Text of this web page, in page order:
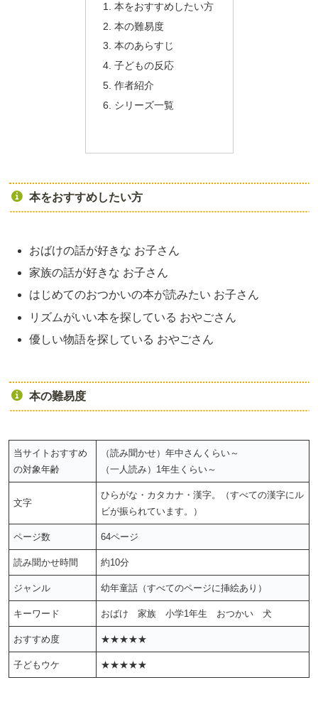
本をおすすめしたい方
本の難易度
本のあらすじ
子どもの反応
作者紹介
シリーズ一覧
本をおすすめしたい方
おばけの話が好きな お子さん
家族の話が好きな お子さん
はじめてのおつかいの本が読みたい お子さん
リズムがいい本を探している おやごさん
優しい物語を探している おやごさん
本の難易度
当サイトおすすめ
の対象年齢
（読み聞かせ）年中さんくらい～
（一人読み）1年生くらい～
文字
ひらがな・カタカナ・漢字。（すべての漢字にル
ビが振られています。）
ページ数 64ページ
読み聞かせ時間 約10分
ジャンル 幼年童話（すべてのページに挿絵あり）
キーワード おばけ 家族 小学1年生 おつかい 犬
おすすめ度 ★★★★★
子どもウケ ★★★★★